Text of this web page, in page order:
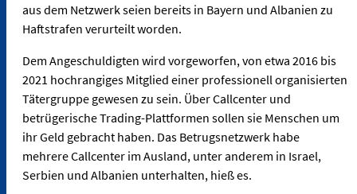
aus dem Netzwerk seien bereits in Bayern und Albanien zu
Haftstrafen verurteilt worden.
Dem Angeschuldigten wird vorgeworfen, von etwa 2016 bis
2021 hochrangiges Mitglied einer professionell organisierten
Tätergruppe gewesen zu sein. Über Callcenter und
betrügerische Trading-Plattformen sollen sie Menschen um
ihr Geld gebracht haben. Das Betrugsnetzwerk habe
mehrere Callcenter im Ausland, unter anderem in Israel,
Serbien und Albanien unterhalten, hieß es.